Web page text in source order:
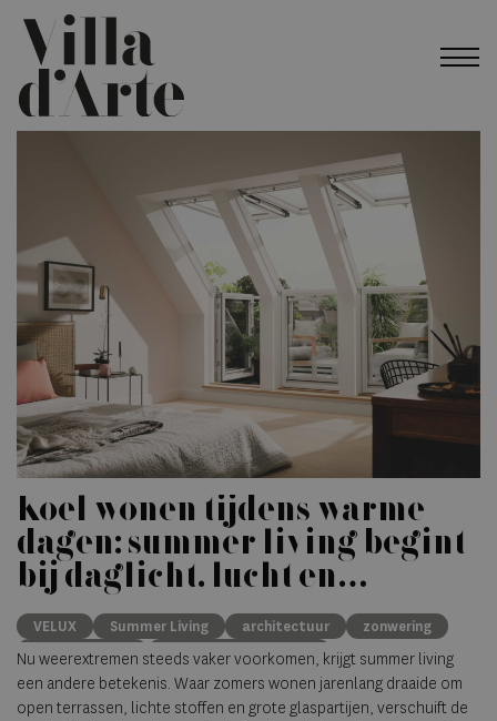
Koel wonen tijdens warme
dagen: summer living begint
bij daglicht, lucht en
schaduw
VELUX Summer Living architectuur
zonwering
binnenklimaat
natuurlijke ventillatie
Nu weerextremen steeds vaker voorkomen, krijgt summer living
een andere betekenis. Waar zomers wonen jarenlang draaide om
open terrassen, lichte stoffen en grote glaspartijen, verschuift de